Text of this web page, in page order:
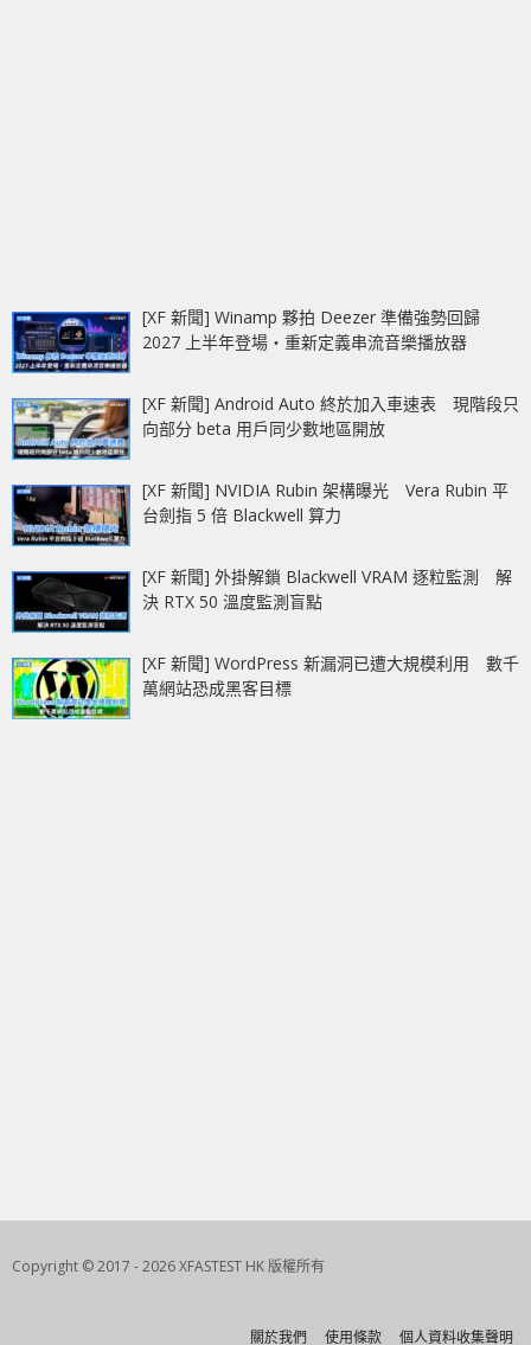
[XF 新聞] Winamp 夥拍 Deezer 準備強勢回歸
2027 上半年登場‧重新定義串流音樂播放器
[XF 新聞] Android Auto 終於加入車速表 現階段只
向部分 beta 用戶同少數地區開放
[XF 新聞] NVIDIA Rubin 架構曝光 Vera Rubin 平
台劍指 5 倍 Blackwell 算力
[XF 新聞] 外掛解鎖 Blackwell VRAM 逐粒監測 解
決 RTX 50 溫度監測盲點
[XF 新聞] WordPress 新漏洞已遭大規模利用 數千
萬網站恐成黑客目標
Copyright © 2017 - 2026 XFASTEST HK 版權所有
關於我們 使用條款 個人資料收集聲明